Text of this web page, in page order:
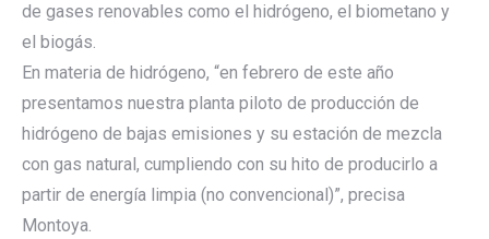
de gases renovables como el hidrógeno, el biometano y
el biogás.
En materia de hidrógeno, “en febrero de este año
presentamos nuestra planta piloto de producción de
hidrógeno de bajas emisiones y su estación de mezcla
con gas natural, cumpliendo con su hito de producirlo a
partir de energía limpia (no convencional)”, precisa
Montoya.